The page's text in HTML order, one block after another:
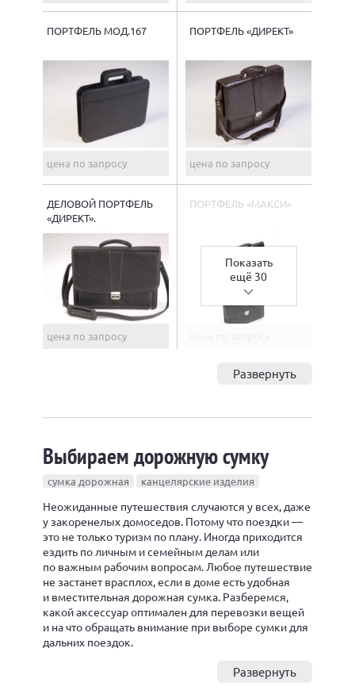
ПОРТФЕЛЬ МОД.167
цена по запросу
ПОРТФЕЛЬ «ДИРЕКТ»
цена по запросу
ДЕЛОВОЙ ПОРТФЕЛЬ
«ДИРЕКТ».
цена по запросу
ПОРТФЕЛЬ «МАКСИ»
Показать
ещё 30
Развернуть
Выбираем дорожную сумку
сумка дорожная канцелярские изделия
Неожиданные путешествия случаются у всех, даже
у закоренелых домоседов. Потому что поездки —
это не только туризм по плану. Иногда приходится
ездить по личным и семейным делам или
по важным рабочим вопросам. Любое путешествие
не застанет врасплох, если в доме есть удобная
и вместительная дорожная сумка. Разберемся,
какой аксессуар оптимален для перевозки вещей
и на что обращать внимание при выборе сумки для
дальних поездок.
Развернуть